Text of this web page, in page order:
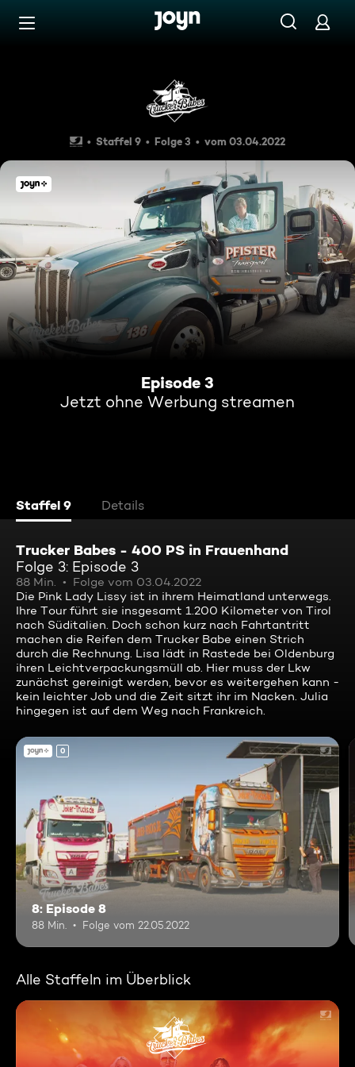
Zum Inhalt springen
Episode 3
Staffel 9 Folge 3 vom 03.04.2022
Episode 3
Jetzt ohne Werbung streamen
Staffel 9 Details
Trucker Babes - 400 PS in Frauenhand
Folge 3: Episode 3
88 Min.
Folge vom 03.04.2022
Die Pink Lady Lissy ist in ihrem Heimatland unterwegs.
Ihre Tour führt sie insgesamt 1.200 Kilometer von Tirol
nach Süditalien. Doch schon kurz nach Fahrtantritt
machen die Reifen dem Trucker Babe einen Strich
durch die Rechnung. Lisa lädt in Rastede bei Oldenburg
ihren Leichtverpackungsmüll ab. Hier muss der Lkw
zunächst gereinigt werden, bevor es weitergehen kann -
kein leichter Job und die Zeit sitzt ihr im Nacken. Julia
hingegen ist auf dem Weg nach Frankreich.
0
8: Episode 8
88 Min. Folge vom 22.05.2022
Alle Staffeln im Überblick